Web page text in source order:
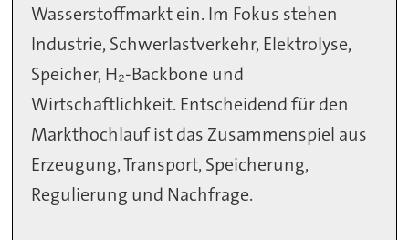
Wasserstoffmarkt ein. Im Fokus stehen
Industrie, Schwerlastverkehr, Elektrolyse,
Speicher, H₂-Backbone und
Wirtschaftlichkeit. Entscheidend für den
Markthochlauf ist das Zusammenspiel aus
Erzeugung, Transport, Speicherung,
Regulierung und Nachfrage.